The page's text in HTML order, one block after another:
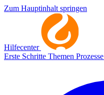
Zum Hauptinhalt springen
Hilfecenter
Erste Schritte Themen Prozesse